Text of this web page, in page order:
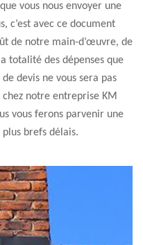
vous nous envoyer une
c’est avec ce document
de notre main-d’œuvre, de
totalité des dépenses que
devis ne vous sera pas
notre entreprise KM
vous ferons parvenir une
brefs délais.